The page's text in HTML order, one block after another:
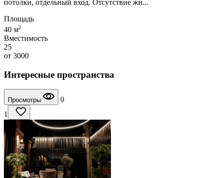
потолки, отдельный вход. Отсутствие жи...
Площадь
40 м2
Вместимость
25
от 3000
Интересные пространства
Просмотры
0
1